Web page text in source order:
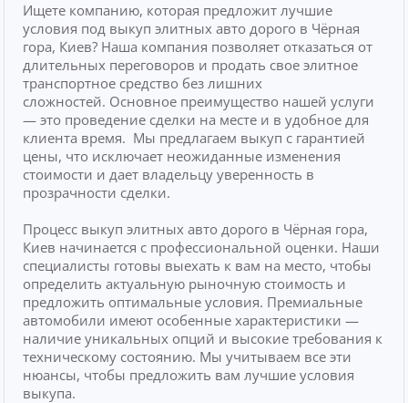
Ищете компанию, которая предложит лучшие
условия под выкуп элитных авто дорого в Чёрная
гора, Киев? Наша компания позволяет отказаться от
длительных переговоров и продать свое элитное
транспортное средство без лишних
сложностей. Основное преимущество нашей услуги
— это проведение сделки на месте и в удобное для
клиента время. Мы предлагаем выкуп с гарантией
цены, что исключает неожиданные изменения
стоимости и дает владельцу уверенность в
прозрачности сделки.
Процесс выкуп элитных авто дорого в Чёрная гора,
Киев начинается с профессиональной оценки. Наши
специалисты готовы выехать к вам на место, чтобы
определить актуальную рыночную стоимость и
предложить оптимальные условия. Премиальные
автомобили имеют особенные характеристики —
наличие уникальных опций и высокие требования к
техническому состоянию. Мы учитываем все эти
нюансы, чтобы предложить вам лучшие условия
выкупа.